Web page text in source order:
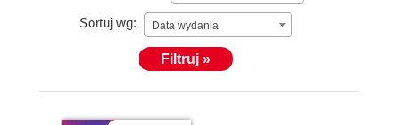
Sortuj wg: Data wydania
Filtruj »